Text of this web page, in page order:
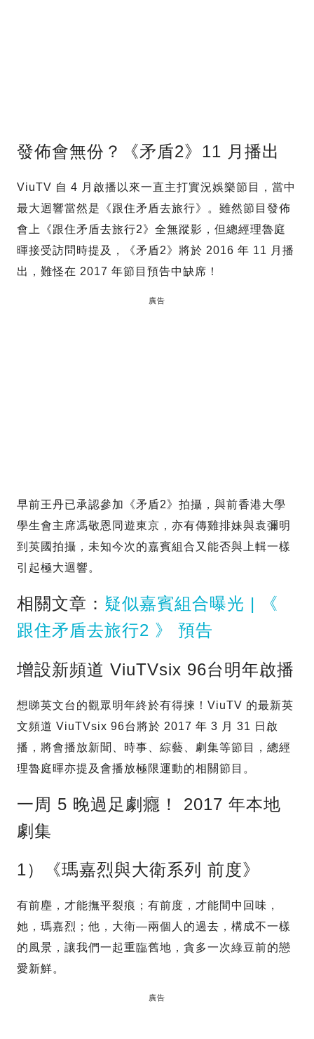
發佈會無份？《矛盾2》11 月播出
ViuTV 自 4 月啟播以來一直主打實況娛樂節目，當中
最大迴響當然是《跟住矛盾去旅行》。雖然節目發佈
會上《跟住矛盾去旅行2》全無蹤影，但總經理魯庭
暉接受訪問時提及，《矛盾2》將於 2016 年 11 月播
出，難怪在 2017 年節目預告中缺席！
廣告
早前王丹已承認參加《矛盾2》拍攝，與前香港大學
學生會主席馮敬恩同遊東京，亦有傳雞排妹與袁彌明
到英國拍攝，未知今次的嘉賓組合又能否與上輯一樣
引起極大迴響。
相關文章： 疑似嘉賓組合曝光 | 《
跟住矛盾去旅行2 》 預告
增設新頻道 ViuTVsix 96台明年啟播
想睇英文台的觀眾明年終於有得揀！ViuTV 的最新英
文頻道 ViuTVsix 96台將於 2017 年 3 月 31 日啟
播，將會播放新聞、時事、綜藝、劇集等節目，總經
理魯庭暉亦提及會播放極限運動的相關節目。
一周 5 晚過足劇癮！ 2017 年本地
劇集
1）《瑪嘉烈與大衛系列 前度》
有前塵，才能撫平裂痕；有前度，才能間中回味，
她，瑪嘉烈；他，大衛—兩個人的過去，構成不一樣
的風景，讓我們一起重臨舊地，貪多一次綠豆前的戀
愛新鮮。
廣告